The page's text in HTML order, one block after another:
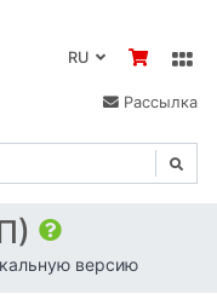
Рассылка
версию